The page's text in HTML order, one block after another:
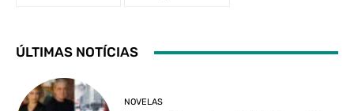
ÚLTIMAS NOTÍCIAS
NOVELAS